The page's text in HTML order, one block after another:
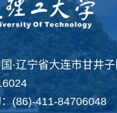
·辽宁省大连市甘井
(86)-411-84706048